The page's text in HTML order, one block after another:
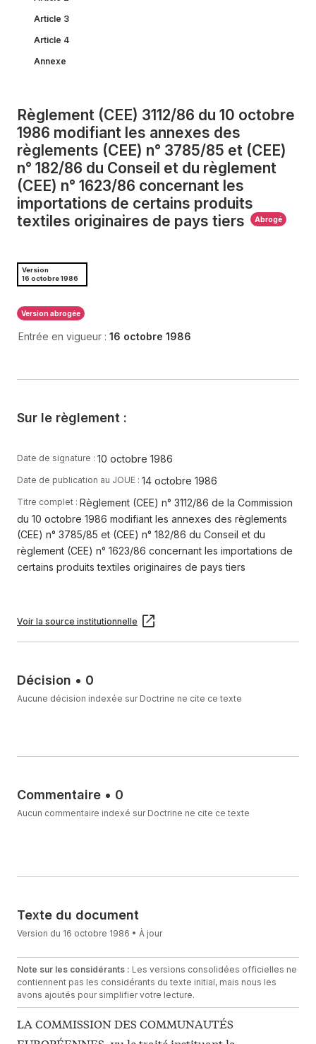
Article 3
Article 4
Annexe
Règlement (CEE) 3112/86 du 10 octobre
1986 modifiant les annexes des
règlements (CEE) n° 3785/85 et (CEE)
n° 182/86 du Conseil et du règlement
(CEE) n° 1623/86 concernant les
importations de certains produits
textiles originaires de pays tiers
Abrogé
Version
16 octobre 1986
Version abrogée
Entrée en vigueur : 16 octobre 1986
Sur le règlement :
Date de signature : 10 octobre 1986
Date de publication au JOUE : 14 octobre 1986
Titre complet : Règlement (CEE) n° 3112/86 de la Commission
du 10 octobre 1986 modifiant les annexes des règlements
(CEE) n° 3785/85 et (CEE) n° 182/86 du Conseil et du
règlement (CEE) n° 1623/86 concernant les importations de
certains produits textiles originaires de pays tiers
Voir la source institutionnelle
Décision • 0
Aucune décision indexée sur Doctrine ne cite ce texte
Commentaire • 0
Aucun commentaire indexé sur Doctrine ne cite ce texte
Texte du document
Version du 16 octobre 1986 • À jour
Note sur les considérants : Les versions consolidées officielles ne
contiennent pas les considérants du texte initial, mais nous les
avons ajoutés pour simplifier votre lecture.
LA COMMISSION DES COMMUNAUTÉS